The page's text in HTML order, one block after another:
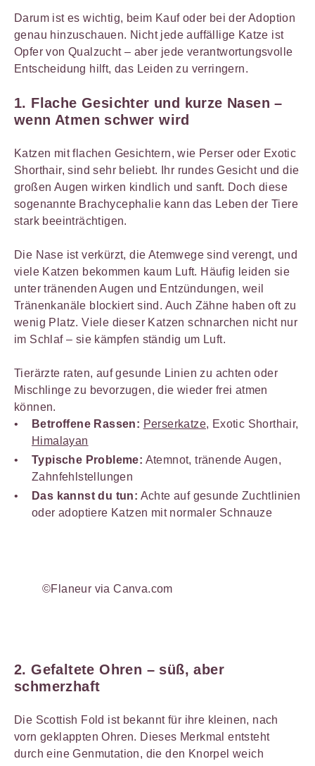
Darum ist es wichtig, beim Kauf oder bei der Adoption
genau hinzuschauen. Nicht jede auffällige Katze ist
Opfer von Qualzucht – aber jede verantwortungsvolle
Entscheidung hilft, das Leiden zu verringern.
1. Flache Gesichter und kurze Nasen –
wenn Atmen schwer wird
Katzen mit flachen Gesichtern, wie Perser oder Exotic
Shorthair, sind sehr beliebt. Ihr rundes Gesicht und die
großen Augen wirken kindlich und sanft. Doch diese
sogenannte Brachycephalie kann das Leben der Tiere
stark beeinträchtigen.
Die Nase ist verkürzt, die Atemwege sind verengt, und
viele Katzen bekommen kaum Luft. Häufig leiden sie
unter tränenden Augen und Entzündungen, weil
Tränenkanäle blockiert sind. Auch Zähne haben oft zu
wenig Platz. Viele dieser Katzen schnarchen nicht nur
im Schlaf – sie kämpfen ständig um Luft.
Tierärzte raten, auf gesunde Linien zu achten oder
Mischlinge zu bevorzugen, die wieder frei atmen
können.
Betroffene Rassen: Perserkatze, Exotic Shorthair,
Himalayan
Typische Probleme: Atemnot, tränende Augen,
Zahnfehlstellungen
Das kannst du tun: Achte auf gesunde Zuchtlinien
oder adoptiere Katzen mit normaler Schnauze
©Flaneur via Canva.com
2. Gefaltete Ohren – süß, aber
schmerzhaft
Die Scottish Fold ist bekannt für ihre kleinen, nach
vorn geklappten Ohren. Dieses Merkmal entsteht
durch eine Genmutation, die den Knorpel weich